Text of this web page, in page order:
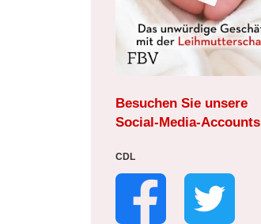
Besuchen Sie unsere
Social-Media-Accounts
CDL